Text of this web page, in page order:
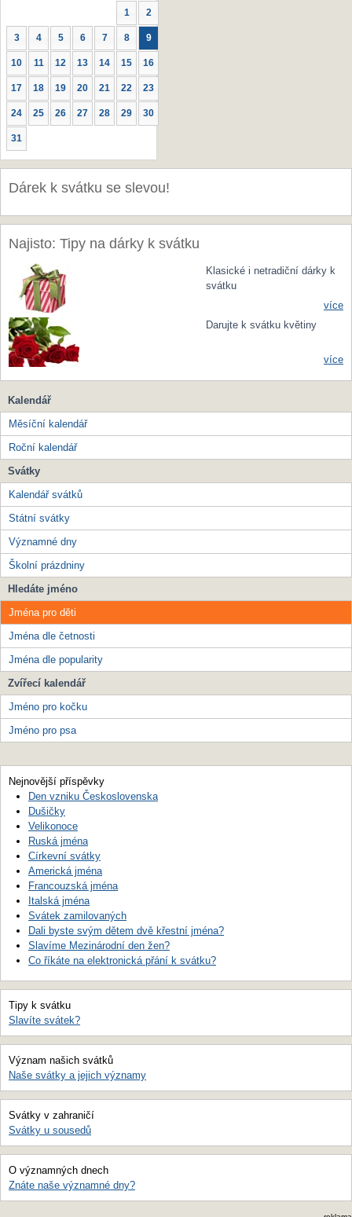
1 2
3 4 5 6 7 8 9
10 11 12 13 14 15 16
17 18 19 20 21 22 23
24 25 26 27 28 29 30
31
Dárek k svátku se slevou!
Najisto: Tipy na dárky k svátku
Klasické i netradiční dárky k
svátku
více
Darujte k svátku květiny
více
Kalendář
Měsíční kalendář
Roční kalendář
Svátky
Kalendář svátků
Státní svátky
Významné dny
Školní prázdniny
Hledáte jméno
Jména pro děti
Jména dle četnosti
Jména dle popularity
Zvířecí kalendář
Jméno pro kočku
Jméno pro psa
Nejnovější příspěvky
Den vzniku Československa
Dušičky
Velikonoce
Ruská jména
Církevní svátky
Americká jména
Francouzská jména
Italská jména
Svátek zamilovaných
Dali byste svým dětem dvě křestní jména?
Slavíme Mezinárodní den žen?
Co říkáte na elektronická přání k svátku?
Tipy k svátku
Slavíte svátek?
Význam našich svátků
Naše svátky a jejich významy
Svátky v zahraničí
Svátky u sousedů
O významných dnech
Znáte naše významné dny?